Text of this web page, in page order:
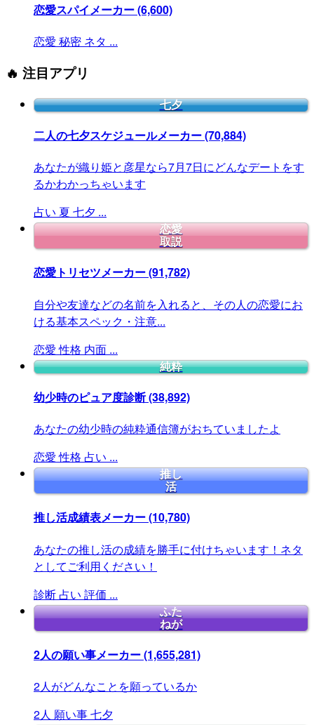
恋愛スパイメーカー(6,600)
恋愛 秘密 ネタ ...
🔥 注目アプリ
七夕
二人の七夕スケジュールメーカー(70,884)
あなたが織り姫と彦星なら7月7日にどんなデートをす
るかわかっちゃいます
占い 夏 七夕 ...
恋愛
取説
恋愛トリセツメーカー(91,782)
自分や友達などの名前を入れると、その人の恋愛にお
ける基本スペック・注意...
恋愛 性格 内面 ...
純粋
幼少時のピュア度診断(38,892)
あなたの幼少時の純粋通信簿がおちていましたよ
恋愛 性格 占い ...
推し
活
推し活成績表メーカー(10,780)
あなたの推し活の成績を勝手に付けちゃいます！ネタ
としてご利用ください！
診断 占い 評価 ...
ふた
ねが
2人の願い事メーカー(1,655,281)
2人がどんなことを願っているか
2人 願い事七夕